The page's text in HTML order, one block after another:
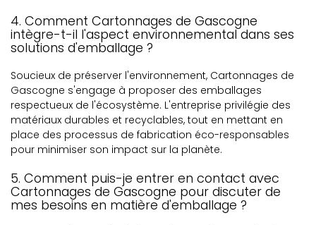
4. Comment Cartonnages de Gascogne
intègre-t-il l'aspect environnemental dans ses
solutions d'emballage ?
Soucieux de préserver l'environnement, Cartonnages de
Gascogne s'engage à proposer des emballages
respectueux de l'écosystème. L'entreprise privilégie des
matériaux durables et recyclables, tout en mettant en
place des processus de fabrication éco-responsables
pour minimiser son impact sur la planète.
5. Comment puis-je entrer en contact avec
Cartonnages de Gascogne pour discuter de
mes besoins en matière d'emballage ?